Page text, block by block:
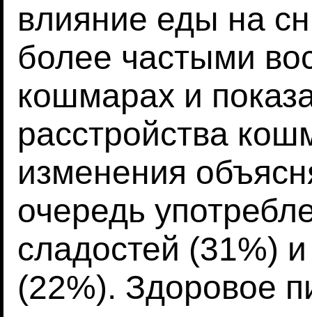
влияние еды на
более частыми
кошмарах и
расстройства
изменения
очередь
сладостей (31%)
(22%). Здоровое